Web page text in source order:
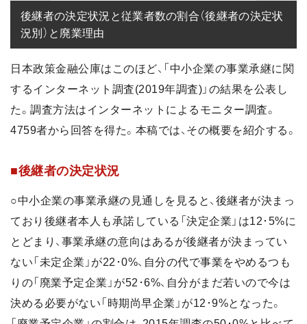
後継者の決定状況と従業者数の割合（後継者の決定状
況別）と廃業理由
日本政策金融公庫はこのほど、「中小企業の事業承継に関
するインターネット調査(2019年調査)」の結果を公表し
た。調査方法はインターネットによるモニター調査。
4759者から回答を得た。本稿では、その概要を紹介する。
■後継者の決定状況
○中小企業の事業承継の見通しを見ると、後継者が決まっ
ており後継者本人も承諾している「決定企業」は12･5%に
とどまり、事業承継の意向はあるが後継者が決まってい
ない「未定企業」が22･0%、自分の代で事業をやめるつも
りの「廃業予定企業」が52･6%、自分がまだ若いので今は
決める必要がない「時期尚早企業」が12･9%となった。